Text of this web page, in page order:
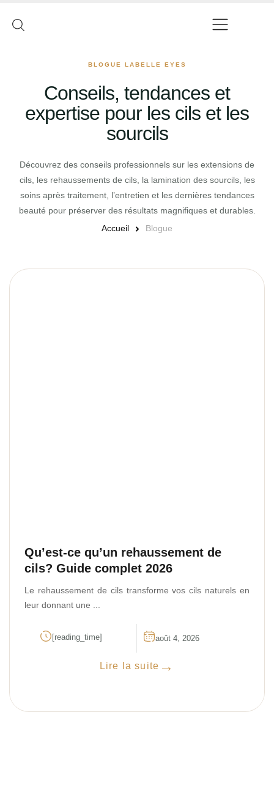
BLOGUE LABELLE EYES
Conseils, tendances et
expertise pour les cils et les
sourcils
Découvrez des conseils professionnels sur les extensions de
cils, les rehaussements de cils, la lamination des sourcils, les
soins après traitement, l’entretien et les dernières tendances
beauté pour préserver des résultats magnifiques et durables.
Accueil
Blogue
Qu’est-ce qu’un rehaussement de
cils? Guide complet 2026
Le rehaussement de cils transforme vos cils naturels en
leur donnant une ...
[reading_time] août 4, 2026
Lire la suite